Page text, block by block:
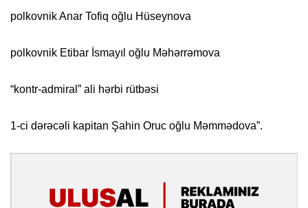
polkovnik Anar Tofiq oğlu Hüseynova
polkovnik Etibar İsmayıl oğlu Məhərrəmova
“kontr-admiral” ali hərbi rütbəsi
1-ci dərəcəli kapitan Şahin Oruc oğlu Məmmədova”.